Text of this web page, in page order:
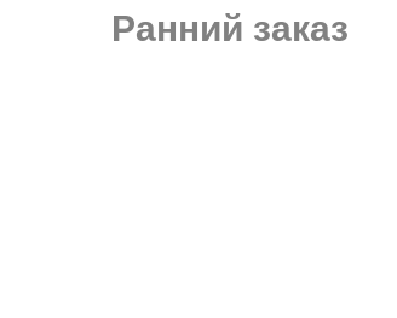
Ранний заказ